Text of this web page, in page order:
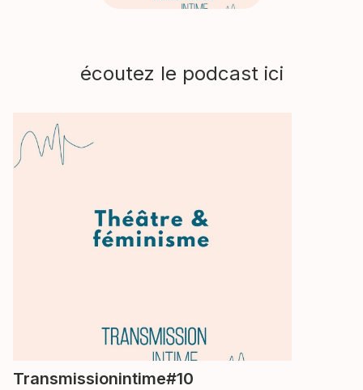
écoutez le podcast ici
Transmissionintime#10